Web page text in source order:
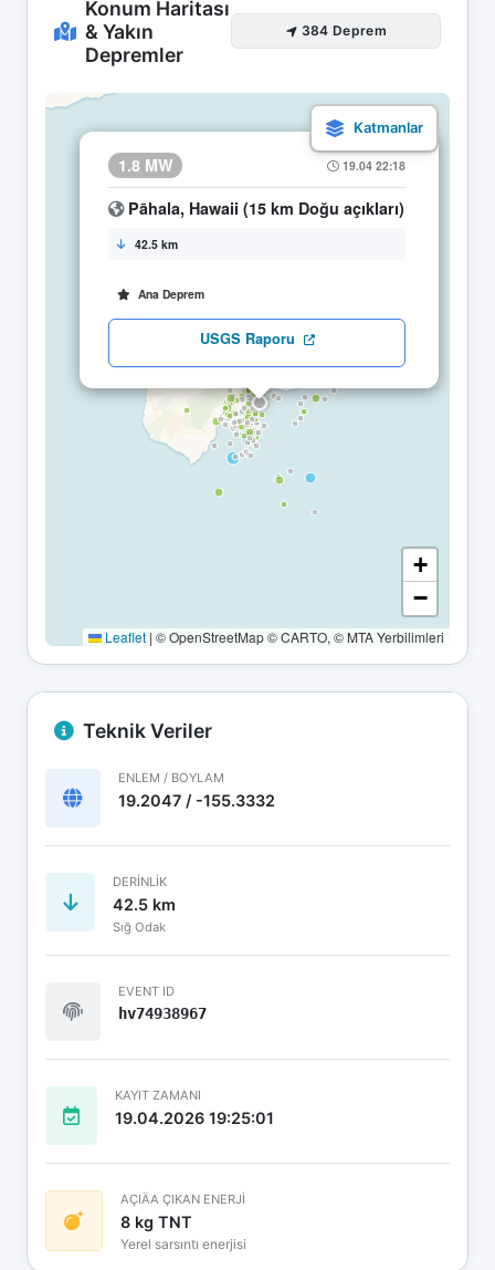
Konum Haritası
& Yakın
Depremler
384 Deprem
1.8 MW 19.04 22:18
Pāhala, Hawaii (15 km Doğu açıkları)
42.5 km
Ana Deprem
USGS Raporu
+
−
Leaflet | © OpenStreetMap © CARTO, © MTA Yerbilimleri
Teknik Veriler
ENLEM / BOYLAM
19.2047 / -155.3332
DERINLIK
42.5 km
Sığ Odak
EVENT ID
hv74938967
KAYIT ZAMANI
19.04.2026 19:25:01
AÇIÄA ÇIKAN ENERJİ
8 kg TNT
Yerel sarsıntı enerjisi